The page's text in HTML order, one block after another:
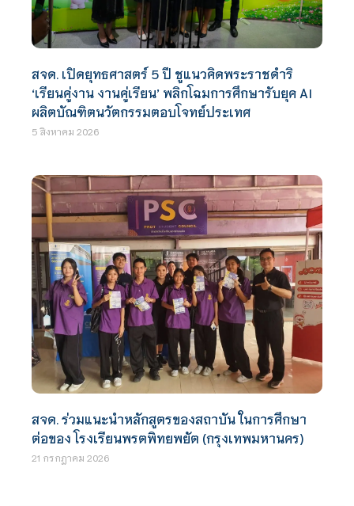
สจด. เปิดยุทธศาสตร์ 5 ปี ชูแนวคิดพระราชดำริ
‘เรียนคู่งาน งานคู่เรียน’ พลิกโฉมการศึกษารับยุค AI
ผลิตบัณฑิตนวัตกรรมตอบโจทย์ประเทศ
5 สิงหาคม 2026
สจด. ร่วมแนะนำหลักสูตรของสถาบัน ในการศึกษา
ต่อของ โรงเรียนพรตพิทยพยัต (กรุงเทพมหานคร)
21 กรกฎาคม 2026